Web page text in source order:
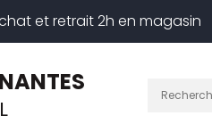
et retrait 2h en magasin
NANTES